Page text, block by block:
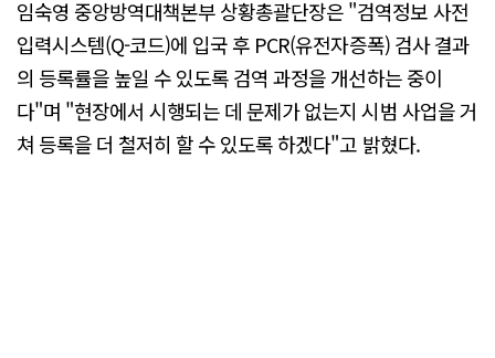
임숙영 중앙방역대책본부 상황총괄단장은 "검역정보 사전
입력시스템(Q-코드)에 입국 후 PCR(유전자증폭) 검사 결과
의 등록률을 높일 수 있도록 검역 과정을 개선하는 중이
다"며 "현장에서 시행되는 데 문제가 없는지 시범 사업을 거
쳐 등록을 더 철저히 할 수 있도록 하겠다"고 밝혔다.